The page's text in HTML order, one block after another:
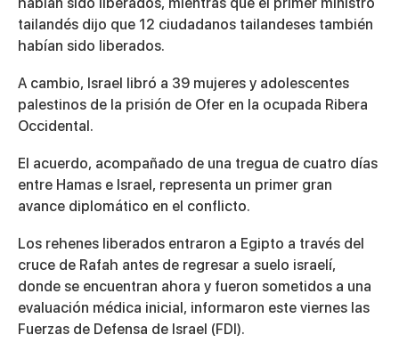
habían sido liberados, mientras que el primer ministro
tailandés dijo que 12 ciudadanos tailandeses también
habían sido liberados.
A cambio, Israel libró a 39 mujeres y adolescentes
palestinos de la prisión de Ofer en la ocupada Ribera
Occidental.
El acuerdo, acompañado de una tregua de cuatro días
entre Hamas e Israel, representa un primer gran
avance diplomático en el conflicto.
Los rehenes liberados entraron a Egipto a través del
cruce de Rafah antes de regresar a suelo israelí,
donde se encuentran ahora y fueron sometidos a una
evaluación médica inicial, informaron este viernes las
Fuerzas de Defensa de Israel (FDI).